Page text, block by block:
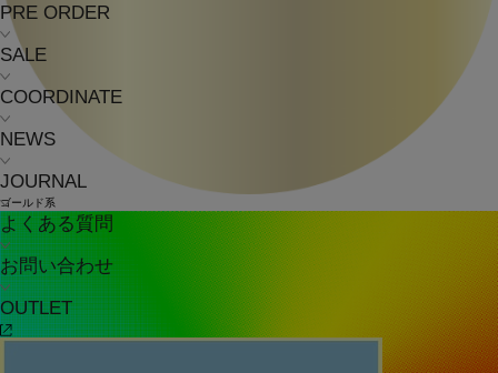
PRE ORDER
SALE
COORDINATE
NEWS
JOURNAL
よくある質問
お問い合わせ
OUTLET
ゴールド系